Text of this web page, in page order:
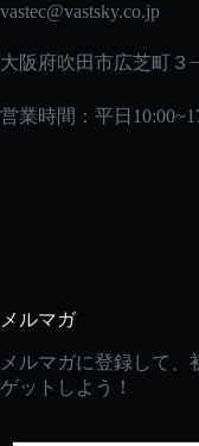
vastec@vastsky.co.jp
大阪府吹田市広芝町３
営業時間：平日
メルマガ
メルマガに登録して、
ゲットしよう！